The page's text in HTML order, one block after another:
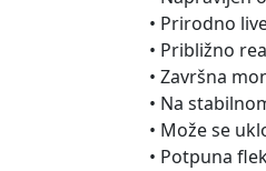
• Prirodno
• Približno
• Završna
• Na
• Može se
• Potpuna